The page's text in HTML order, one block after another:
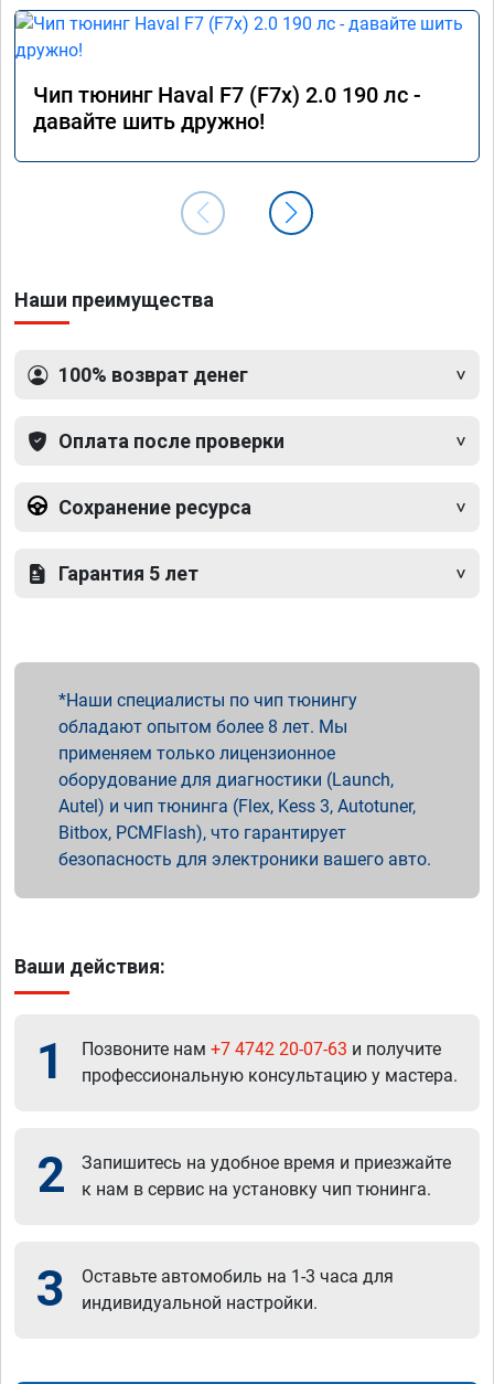
Чип тюнинг Haval F7 (F7x) 2.0 190 лс -
давайте шить дружно!
Наши преимущества
100% возврат денег
Оплата после проверки
Сохранение ресурса
Гарантия 5 лет
Наши специалисты по чип тюнингу
обладают опытом более 8 лет. Мы
применяем только лицензионное
оборудование для диагностики (Launch,
Autel) и чип тюнинга (Flex, Kess 3, Autotuner,
Bitbox, PCMFlash), что гарантирует
безопасность для электроники вашего авто.
Ваши действия:
1 Позвоните нам +7 4742 20-07-63 и получите
профессиональную консультацию у мастера.
2
Запишитесь на удобное время и приезжайте
к нам в сервис на установку чип тюнинга.
3
Оставьте автомобиль на 1-3 часа для
индивидуальной настройки.